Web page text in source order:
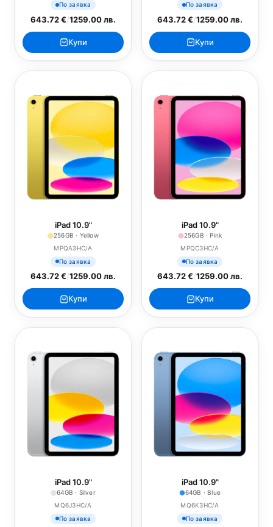
По заявка
643.72 €/1259.00 лв.
Купи
По заявка
643.72 €/1259.00 лв.
Купи
iPad 10.9"
256GB · Yellow
MPQA3HC/A
По заявка
643.72 €/1259.00 лв.
Купи
iPad 10.9"
256GB · Pink
MPQC3HC/A
По заявка
643.72 €/1259.00 лв.
Купи
iPad 10.9"
64GB · Silver
MQ6J3HC/A
По заявка
iPad 10.9"
64GB · Blue
MQ6K3HC/A
По заявка